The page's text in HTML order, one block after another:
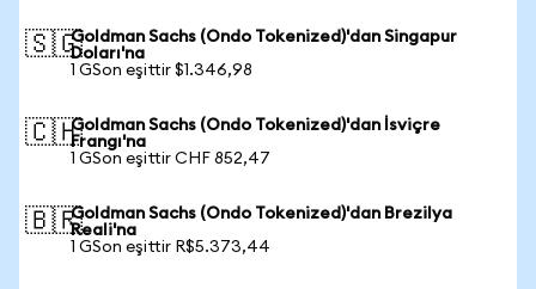
🇸🇬Goldman Sachs (Ondo Tokenized)'dan Singapur
Doları'na
1 GSon eşittir $1.346,98
🇨🇭Goldman Sachs (Ondo Tokenized)'dan İsviçre
Frangı'na
1 GSon eşittir CHF 852,47
🇧🇷Goldman Sachs (Ondo Tokenized)'dan Brezilya
Reali'na
1 GSon eşittir R$5.373,44